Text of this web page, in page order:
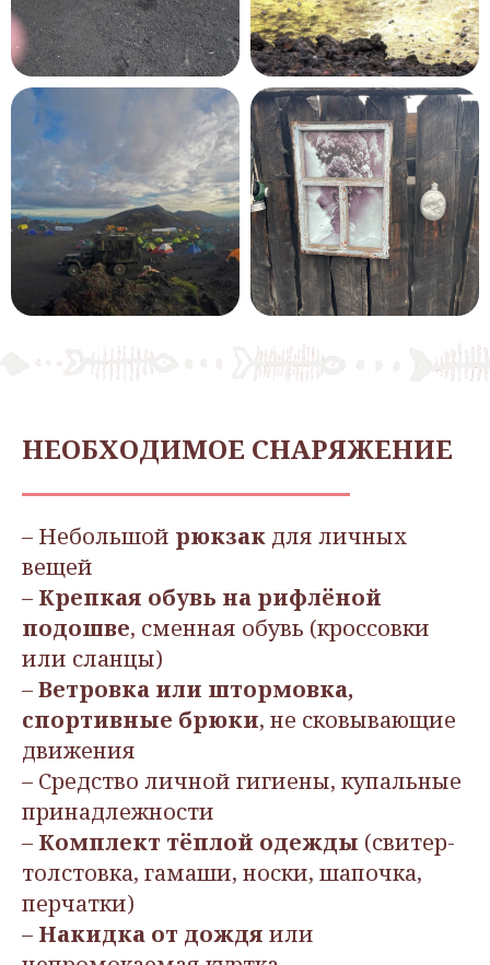
НЕОБХОДИМОЕ СНАРЯЖЕНИЕ
– Небольшой рюкзак для личных
вещей
– Крепкая обувь на рифлёной
подошве, сменная обувь (кроссовки
или сланцы)
–Ветровка или штормовка,
спортивные брюки, не сковывающие
движения
– Средство личной гигиены, купальные
принадлежности
– Комплект тёплой одежды (свитер-
толстовка, гамаши, носки, шапочка,
перчатки)
– Накидка от дождя или